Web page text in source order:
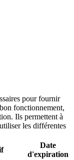
pour fournir
fonctionnement,
Ils permettent à
les différentes
Date
d'expiration